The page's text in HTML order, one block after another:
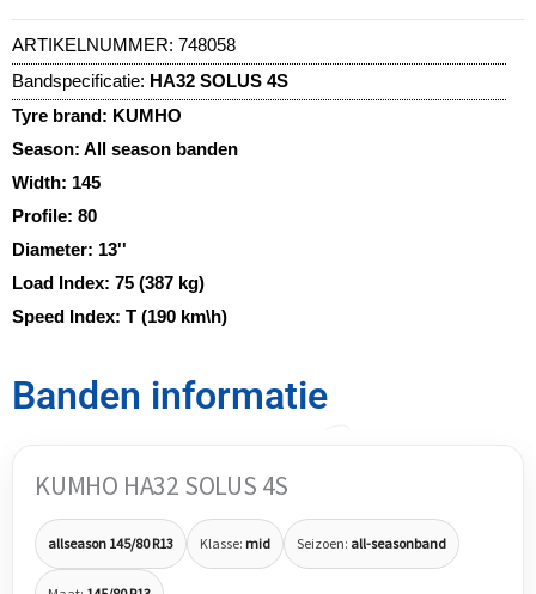
ARTIKELNUMMER: 748058
Bandspecificatie: HA32 SOLUS 4S
Tyre brand: KUMHO
Season: All season banden
Width: 145
Profile: 80
Diameter: 13''
Load Index: 75 (387 kg)
Speed Index: T (190 km\h)
Banden informatie
KUMHO HA32 SOLUS 4S
allseason 145/80 R13 Klasse: mid Seizoen: all-seasonband